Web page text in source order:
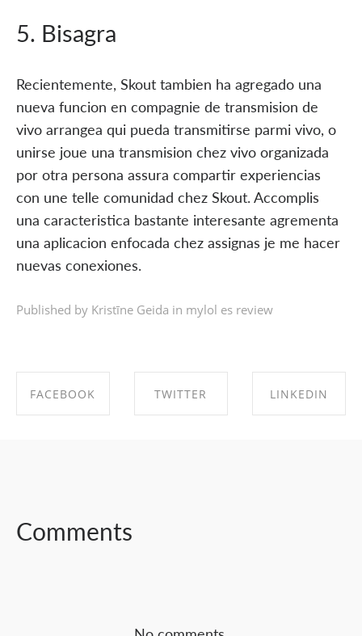
5. Bisagra
Recientemente, Skout tambien ha agregado una
nueva funcion en compagnie de transmision de
vivo arrangea qui pueda transmitirse parmi vivo, o
unirse joue una transmision chez vivo organizada
por otra persona assura compartir experiencias
con une telle comunidad chez Skout. Accomplis
una caracteristica bastante interesante agrementa
una aplicacion enfocada chez assignas je me hacer
nuevas conexiones.
Published by Kristīne Geida in mylol es review
FACEBOOK TWITTER LINKEDIN
Comments